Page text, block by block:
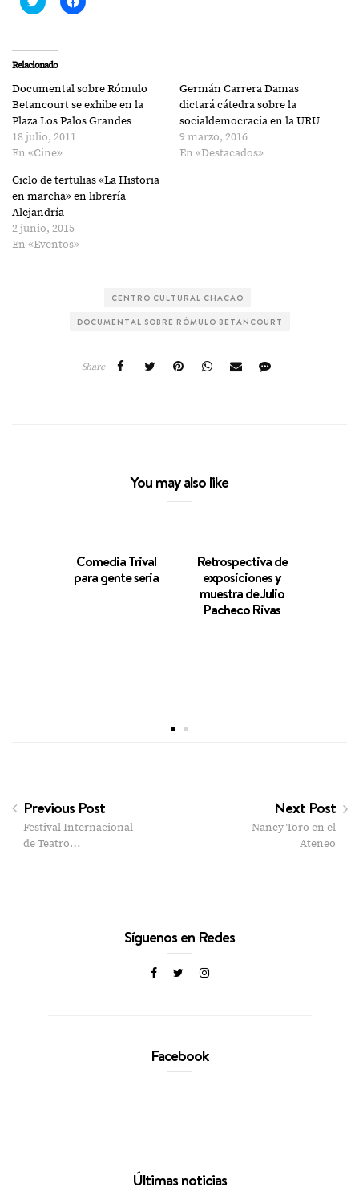
clic
Twitter
(Se
abre
una
ventana
nueva)
clic
en
una
ventana
nueva)
Relacionado
Documental sobre Rómulo
Betancourt se exhibe en la
Plaza Los Palos Grandes
18 julio, 2011
En «Cine»
Germán Carrera Damas
dictará cátedra sobre la
socialdemocracia en la URU
9 marzo, 2016
En «Destacados»
Ciclo de tertulias «La Historia
en marcha» en librería
Alejandría
2 junio, 2015
En «Eventos»
CENTRO CULTURAL CHACAO
DOCUMENTAL SOBRE RÓMULO BETANCOURT
Share
You may also like
Comedia Trival
para gente seria
Retrospectiva de
exposiciones y
muestra de Julio
Pacheco Rivas
Previous Post
Festival Internacional
de Teatro…
Next Post
Nancy Toro en el
Ateneo
Síguenos en Redes
Facebook
Últimas noticias